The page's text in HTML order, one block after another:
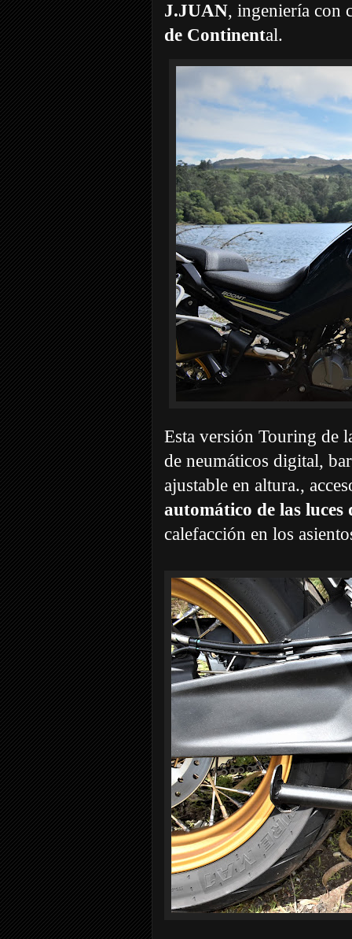
J.JUAN, ingeniería con
de Continental.
Esta versión Touring de
de neumáticos digital,
ajustable en altura.,
automático de las luces
calefacción en los